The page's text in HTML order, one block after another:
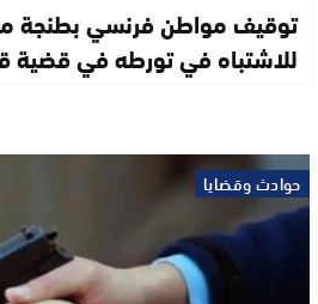
توقيف مواطن فرنسي بطنجة
للاشتباه في تورطه في قضية
حوادث وقضايا